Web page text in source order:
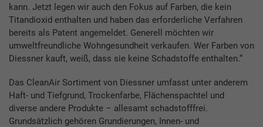
kann. Jetzt legen wir auch den Fokus auf Farben, die kein
Titandioxid enthalten und haben das erforderliche Verfahren
bereits als Patent angemeldet. Generell möchten wir
umweltfreundliche Wohngesundheit verkaufen. Wer Farben von
Diessner kauft, weiß, dass sie keine Schadstoffe enthalten.“
Das CleanAir Sortiment von Diessner umfasst unter anderem
Haft- und Tiefgrund, Trockenfarbe, Flächenspachtel und
diverse andere Produkte – allesamt schadstofffrei.
Grundsätzlich gehören Grundierungen, Innen- und